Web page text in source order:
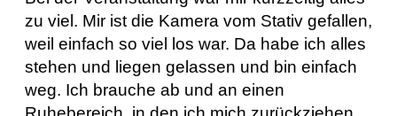
zu viel. Mir ist die Kamera vom Stativ gefallen,
weil einfach so viel los war. Da habe ich alles
stehen und liegen gelassen und bin einfach
weg. Ich brauche ab und an einen